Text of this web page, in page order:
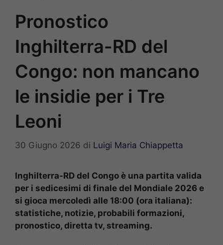
Pronostico
Inghilterra-RD del
Congo: non mancano
le insidie per i Tre
Leoni
30 Giugno 2026 di Luigi Maria Chiappetta
Inghilterra-RD del Congo è una partita valida
per i sedicesimi di finale del Mondiale 2026 e
si gioca mercoledì alle 18:00 (ora italiana):
statistiche, notizie, probabili formazioni,
pronostico, diretta tv, streaming.